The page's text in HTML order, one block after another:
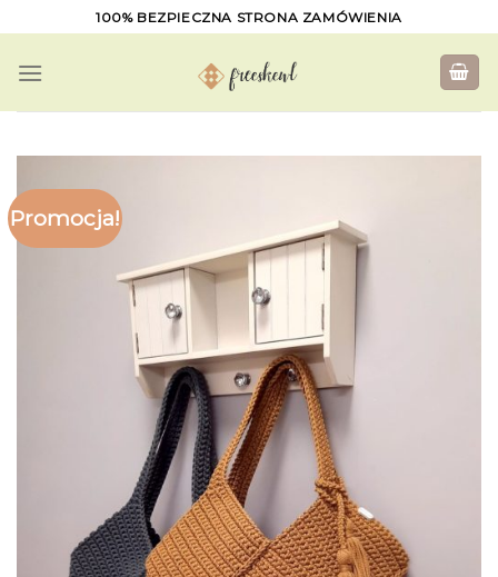
to
content
100% BEZPIECZNA STRONA ZAMÓWIENIA
Promocja!